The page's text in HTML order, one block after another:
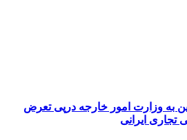
به وزارت امور خارجه درپی تعرض
تجاری ایرانی